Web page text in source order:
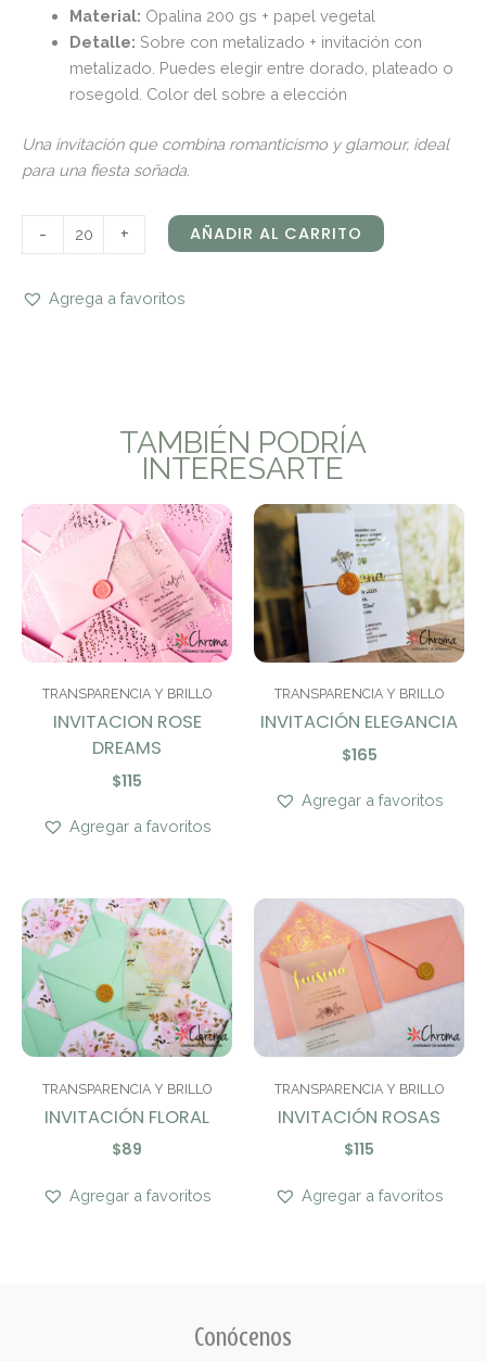
Material: Opalina 200 gs + papel vegetal
Detalle: Sobre con metalizado + invitación con
metalizado. Puedes elegir entre dorado, plateado o
rosegold. Color del sobre a elección
Una invitación que combina romanticismo y glamour, ideal
para una fiesta soñada.
- + AÑADIR AL CARRITO
Agrega a favoritos
TAMBIÉN PODRÍA
INTERESARTE
TRANSPARENCIA Y BRILLO
INVITACION ROSE
DREAMS
$115
Agregar a favoritos
TRANSPARENCIA Y BRILLO
INVITACIÓN ELEGANCIA
$165
Agregar a favoritos
TRANSPARENCIA Y BRILLO
INVITACIÓN FLORAL
$89
Agregar a favoritos
TRANSPARENCIA Y BRILLO
INVITACIÓN ROSAS
$115
Agregar a favoritos
Conócenos